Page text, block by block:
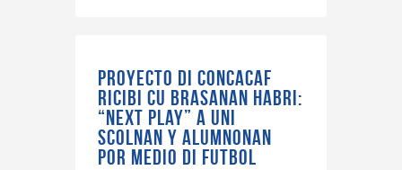
Proyecto di CONCACAF
ricibi cu brasanan habri:
“Next Play” a uni
scolnan y alumnonan
por medio di futbol